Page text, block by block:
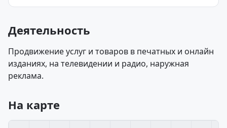
Деятельность
Продвижение услуг и товаров в печатных и онлайн
изданиях, на телевидении и радио, наружная
реклама.
На карте